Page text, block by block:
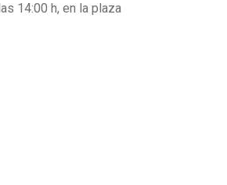
14:00 h, en la plaza